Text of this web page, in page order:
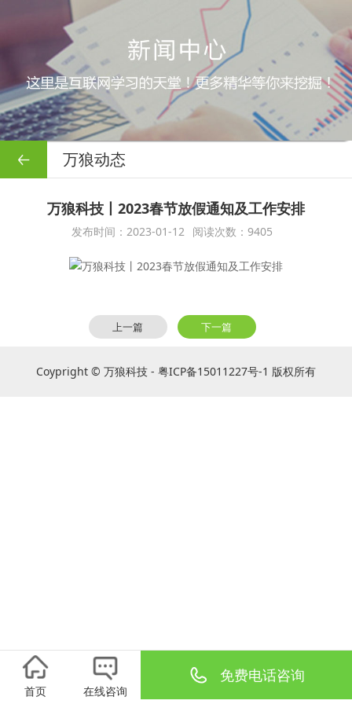
万狼动态
万狼科技丨2023春节放假通知及工作安排
发布时间：2023-01-12 阅读次数：9405
上一篇 下一篇
Coypright © 万狼科技 - 粤ICP备15011227号-1 版权所有
首页 在线咨询
免费电话咨询